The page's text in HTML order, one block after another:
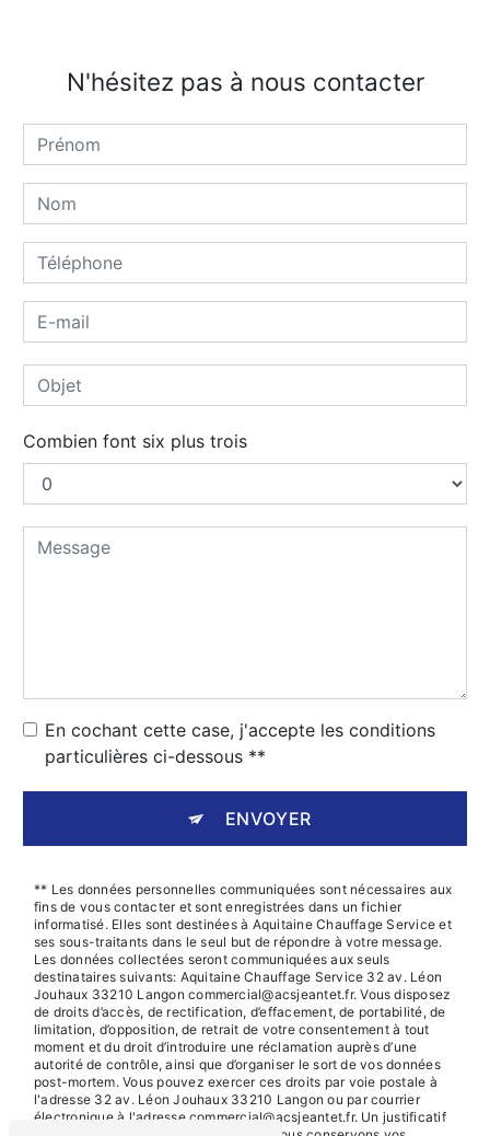
N'hésitez pas à nous contacter
Combien font six plus trois
En cochant cette case, j'accepte les conditions
particulières ci-dessous **
ENVOYER
** Les données personnelles communiquées sont nécessaires aux
fins de vous contacter et sont enregistrées dans un fichier
informatisé. Elles sont destinées à Aquitaine Chauffage Service et
ses sous-traitants dans le seul but de répondre à votre message.
Les données collectées seront communiquées aux seuls
destinataires suivants: Aquitaine Chauffage Service 32 av. Léon
Jouhaux 33210 Langon commercial@acsjeantet.fr. Vous disposez
de droits d’accès, de rectification, d’effacement, de portabilité, de
limitation, d’opposition, de retrait de votre consentement à tout
moment et du droit d’introduire une réclamation auprès d’une
autorité de contrôle, ainsi que d’organiser le sort de vos données
post-mortem. Vous pouvez exercer ces droits par voie postale à
l'adresse 32 av. Léon Jouhaux 33210 Langon ou par courrier
électronique à l'adresse commercial@acsjeantet.fr. Un justificatif